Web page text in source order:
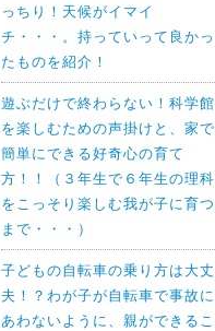
っちり！天候がイマイ
チ・・・。持っていって良かっ
たものを紹介！
遊ぶだけで終わらない！科学館
を楽しむための声掛けと、家で
簡単にできる好奇心の育て
方！！（３年生で６年生の理科
をこっそり楽しむ我が子に育つ
まで・・・）
子どもの自転車の乗り方は大丈
夫！？わが子が自転車で事故に
あわないように、親ができるこ